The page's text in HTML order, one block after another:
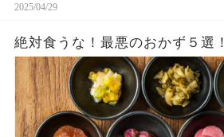
2025/04/29
絶対食うな！最悪のおかず５選！